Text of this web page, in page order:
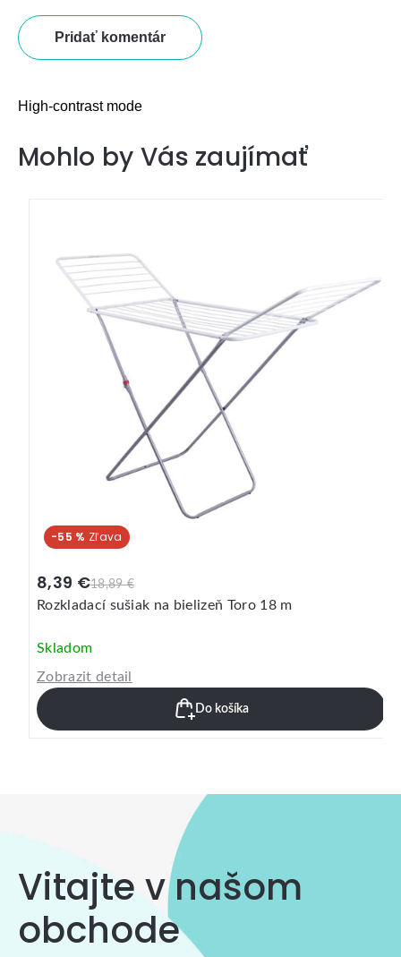
Pridať komentár
High-contrast mode
Mohlo by Vás zaujímať
-46 %
47,49 €
25,19 €
Vileda Ultramax set box
Skladom
Zobrazit detail
Do košíka
Vitajte v našom
obchode